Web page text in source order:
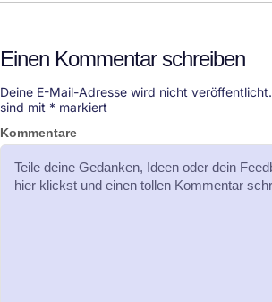
Einen Kommentar schreiben
Deine E-Mail-Adresse wird nicht veröffentlicht.
sind mit * markiert
Kommentare